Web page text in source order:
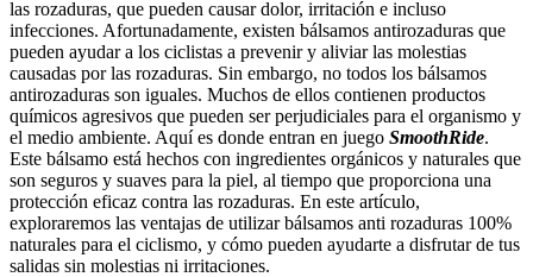
las rozaduras, que pueden causar dolor, irritación e incluso
infecciones. Afortunadamente, existen bálsamos antirozaduras que
pueden ayudar a los ciclistas a prevenir y aliviar las molestias
causadas por las rozaduras. Sin embargo, no todos los bálsamos
antirozaduras son iguales. Muchos de ellos contienen productos
químicos agresivos que pueden ser perjudiciales para el organismo y
el medio ambiente. Aquí es donde entran en juego SmoothRide.
Este bálsamo está hechos con ingredientes orgánicos y naturales que
son seguros y suaves para la piel, al tiempo que proporciona una
protección eficaz contra las rozaduras. En este artículo,
exploraremos las ventajas de utilizar bálsamos anti rozaduras 100%
naturales para el ciclismo, y cómo pueden ayudarte a disfrutar de tus
salidas sin molestias ni irritaciones.